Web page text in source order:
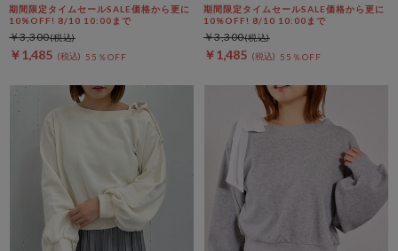
期間限定タイムセールSALE価格から更に
10%OFF! 8/10 10:00まで
￥1,485 55％OFF
￥3,300
期間限定タイムセールSALE価格から更に
10%OFF! 8/10 10:00まで
￥1,485 55％OFF
￥3,300